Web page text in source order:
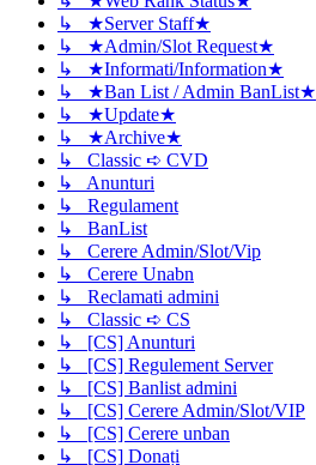
↳ ★Server Staff★
↳ ★Admin/Slot Request★
↳ ★Informati/Information★
↳ ★Ban List / Admin BanList★
↳ ★Update★
↳ ★Archive★
↳ Classic ➪ CVD
↳ Anunturi
↳ Regulament
↳ BanList
↳ Cerere Admin/Slot/Vip
↳ Cerere Unabn
↳ Reclamati admini
↳ Classic ➪ CS
↳ [CS] Anunturi
↳ [CS] Regulement Server
↳ [CS] Banlist admini
↳ [CS] Cerere Admin/Slot/VIP
↳ [CS] Cerere unban
↳ [CS] Donați